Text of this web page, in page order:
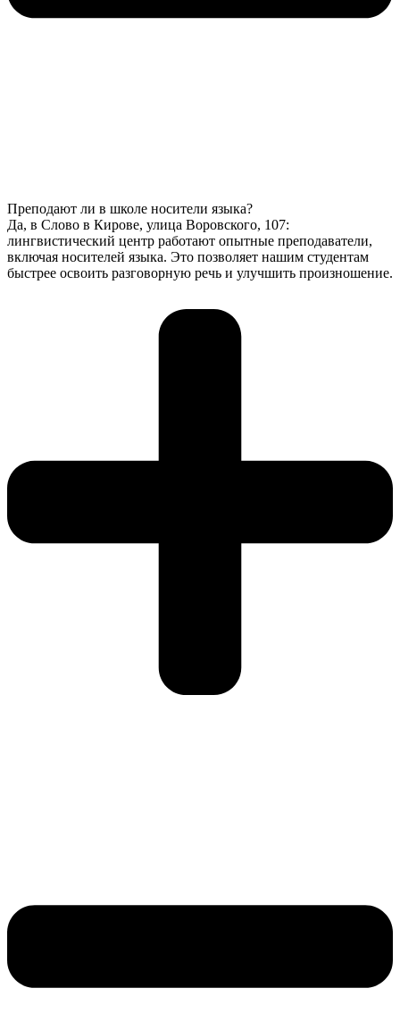
Преподают ли в школе носители языка?
Да, в Слово в Кирове, улица Воровского, 107:
лингвистический центр работают опытные преподаватели,
включая носителей языка. Это позволяет нашим студентам
быстрее освоить разговорную речь и улучшить произношение.